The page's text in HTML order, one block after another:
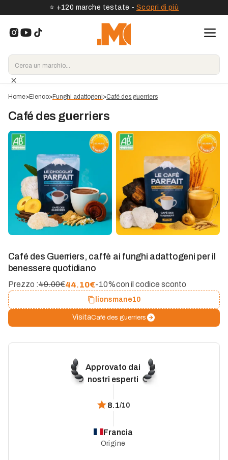
⭐️ +120 marche testate - Scopri di più
Home>Elenco>Funghi adattogeni>Café des guerriers
Café des guerriers
Café des Guerriers, caffè ai funghi adattogeni per il
benessere quotidiano
Prezzo :49.00€44.10€-10%con il codice sconto
lionsmane10
VisitaCafé des guerriers
Approvato dai
nostri esperti
8.1/10
Francia
Origine